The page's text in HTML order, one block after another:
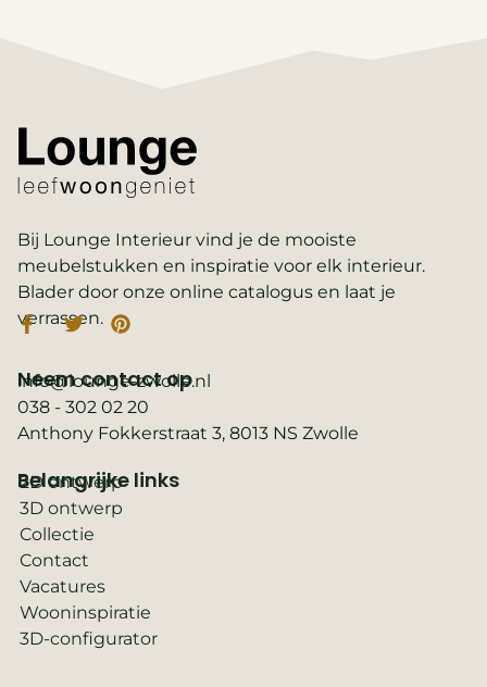
Bij Lounge Interieur vind je de mooiste
meubelstukken en inspiratie voor elk interieur.
Blader door onze online catalogus en laat je
verrassen.
Belangrijke links
2D ontwerp
3D ontwerp
Collectie
Contact
Vacatures
Wooninspiratie
3D-configurator
Neem contact op
info@lounge-zwolle.nl
038 - 302 02 20
Anthony Fokkerstraat 3, 8013 NS Zwolle